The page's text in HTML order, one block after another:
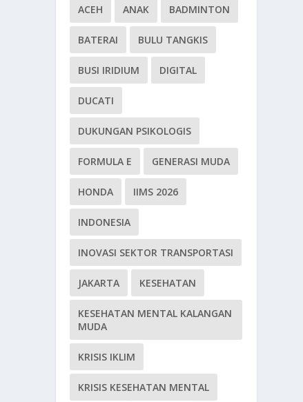
ACEH ANAK BADMINTON
BATERAI BULU TANGKIS
BUSI IRIDIUM DIGITAL
DUCATI
DUKUNGAN PSIKOLOGIS
FORMULA E GENERASI MUDA
HONDA IIMS 2026
INDONESIA
INOVASI SEKTOR TRANSPORTASI
JAKARTA KESEHATAN
KESEHATAN MENTAL KALANGAN
MUDA
KRISIS IKLIM
KRISIS KESEHATAN MENTAL